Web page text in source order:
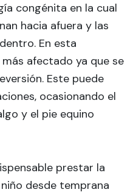
congénita en la cual
hacia afuera y las
En esta
afectado ya que se
Este puede
ocasionando el
y el pie equino
prestar la
desde temprana